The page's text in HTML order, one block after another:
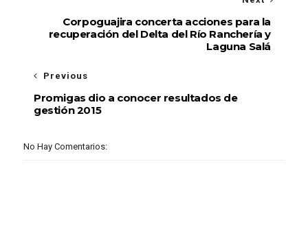
Corpoguajira concerta acciones para la
recuperación del Delta del Río Ranchería y
Laguna Salá
Previous
Promigas dio a conocer resultados de
gestión 2015
No Hay Comentarios: